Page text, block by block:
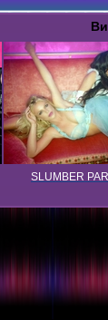
SLUMBER